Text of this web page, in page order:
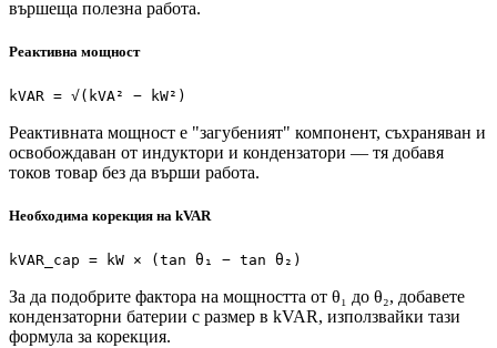
вършеща полезна работа.
Реактивна мощност
kVAR = √(kVA² − kW²)
Реактивната мощност е "загубеният" компонент, съхраняван и
освобождаван от индуктори и кондензатори — тя добавя
токов товар без да върши работа.
Необходима корекция на kVAR
kVAR_cap = kW × (tan θ₁ − tan θ₂)
За да подобрите фактора на мощността от θ₁ до θ₂, добавете
кондензаторни батерии с размер в kVAR, използвайки тази
формула за корекция.